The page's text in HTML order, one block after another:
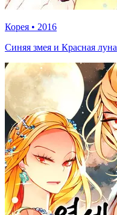
Корея • 2016
Синяя змея и Красная луна